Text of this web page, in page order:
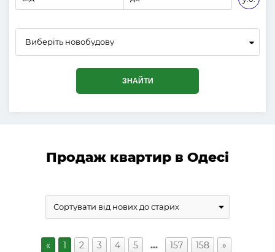
Виберіть новобудову
ЗНАЙТИ
Продаж квартир в Одесі
« 1 2 3 4 5 … 157 158 »